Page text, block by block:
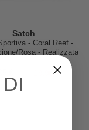
Satch
- Coral Reef -
Rosa - Realizzata
19,96 €